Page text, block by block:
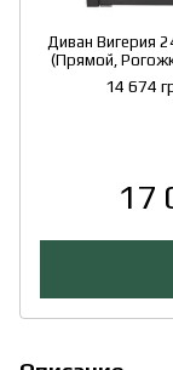
Диван Вигерия
(Прямой,
14 674
17